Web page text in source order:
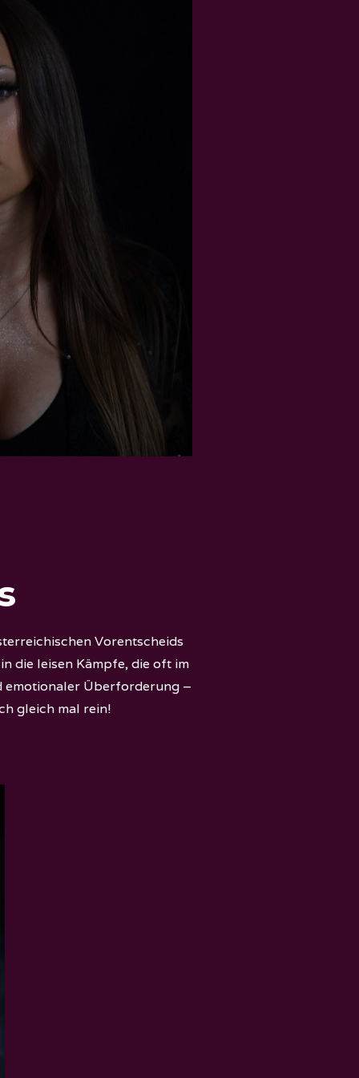
Vorentscheids
die leisen Kämpfe, die oft im
emotionaler Überforderung –
gleich mal rein!